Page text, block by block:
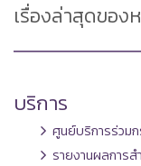
เรื่องล่าสุดของ
บริการ
ศูนย์บริการร่วมก
รายงานผลการ